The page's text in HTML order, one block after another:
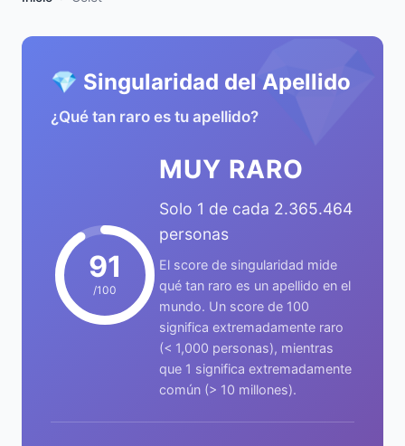
💎
💎 Singularidad del Apellido
¿Qué tan raro es tu apellido?
91
/100
MUY RARO
Solo 1 de cada 2.365.464
personas
El score de singularidad mide
qué tan raro es un apellido en el
mundo. Un score de 100
significa extremadamente raro
(< 1,000 personas), mientras
que 1 significa extremadamente
común (> 10 millones).